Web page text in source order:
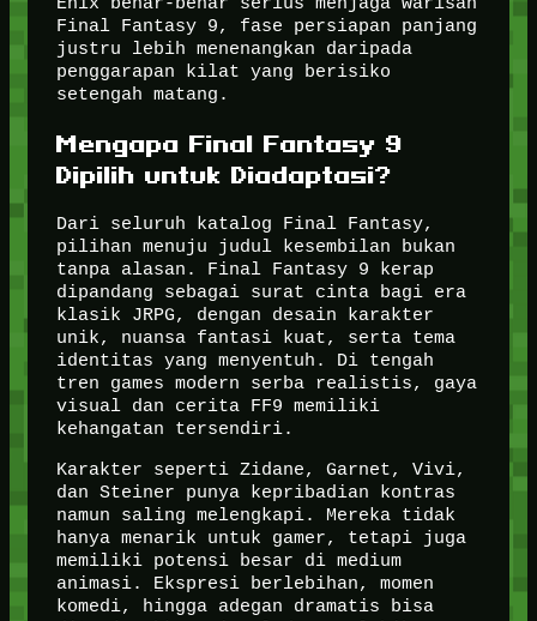
Final Fantasy 9, fase persiapan panjang
justru lebih menenangkan daripada
penggarapan kilat yang berisiko
setengah matang.
Mengapa Final Fantasy 9
Dipilih untuk Diadaptasi?
Dari seluruh katalog Final Fantasy,
pilihan menuju judul kesembilan bukan
tanpa alasan. Final Fantasy 9 kerap
dipandang sebagai surat cinta bagi era
klasik JRPG, dengan desain karakter
unik, nuansa fantasi kuat, serta tema
identitas yang menyentuh. Di tengah
tren games modern serba realistis, gaya
visual dan cerita FF9 memiliki
kehangatan tersendiri.
Karakter seperti Zidane, Garnet, Vivi,
dan Steiner punya kepribadian kontras
namun saling melengkapi. Mereka tidak
hanya menarik untuk gamer, tetapi juga
memiliki potensi besar di medium
animasi. Ekspresi berlebihan, momen
komedi, hingga adegan dramatis bisa